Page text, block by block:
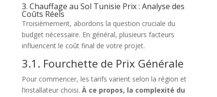
3. Chauffage au Sol Tunisie Prix : Analyse des
Coûts Réels
Troisièmement, abordons la question cruciale du
budget nécessaire. En général, plusieurs facteurs
influencent le coût final de votre projet.
3.1. Fourchette de Prix Générale
Pour commencer, les tarifs varient selon la région et
l’installateur choisi. À ce propos, la complexité du